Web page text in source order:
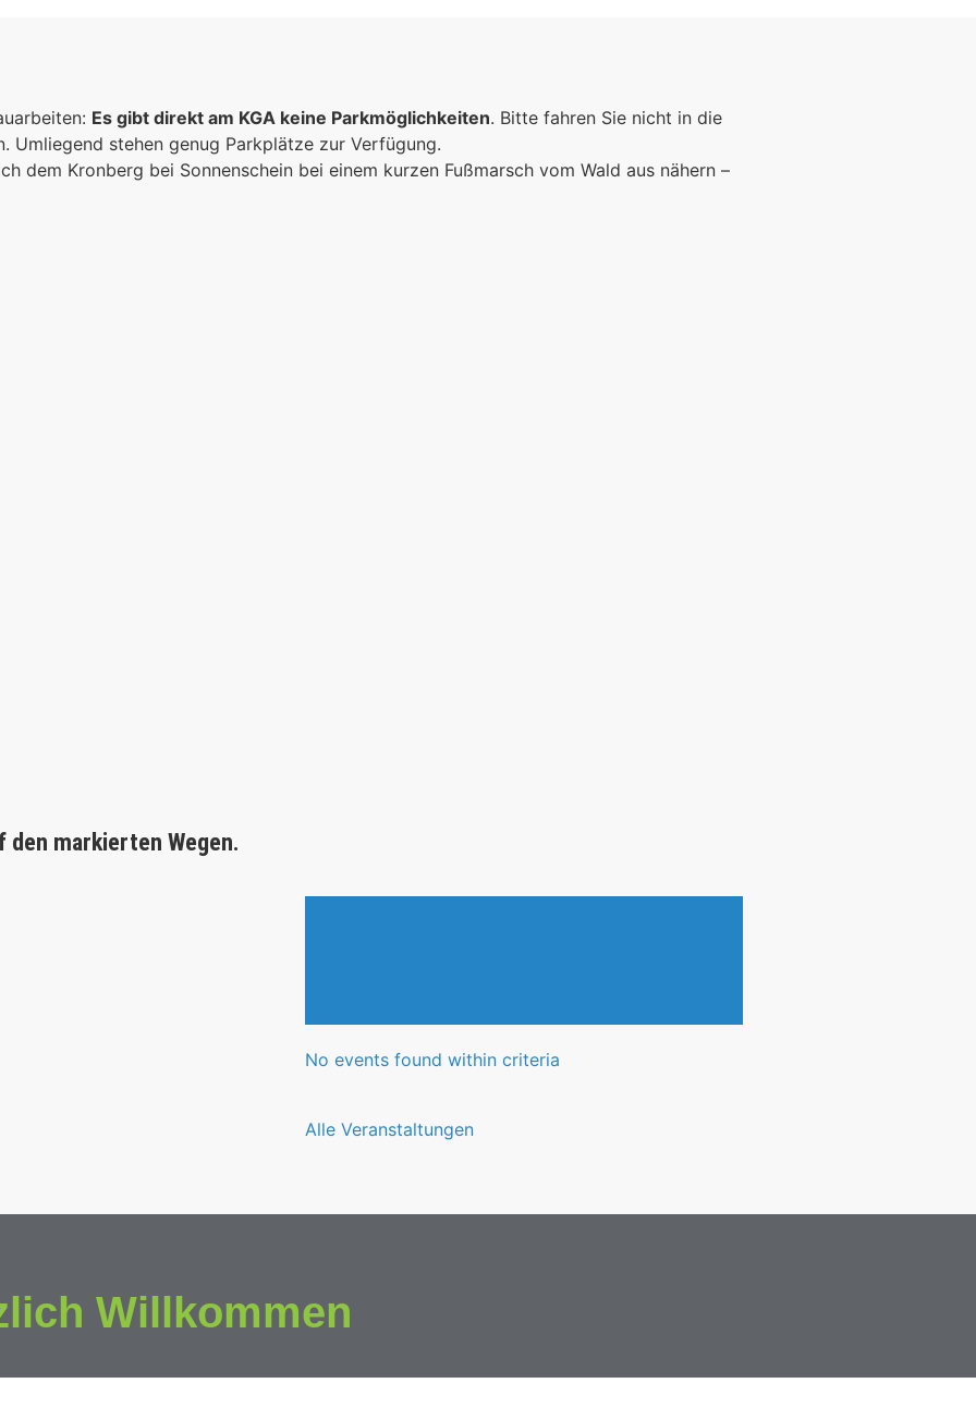
Es gibt direkt am KGA keine Parkmöglichkeiten. Bitte fahren Sie nicht in die
Umliegend stehen genug Parkplätze zur Verfügung.
dem Kronberg bei Sonnenschein bei einem kurzen Fußmarsch vom Wald aus nähern –
den markierten Wegen.
No events found within criteria
Alle Veranstaltungen
Willkommen